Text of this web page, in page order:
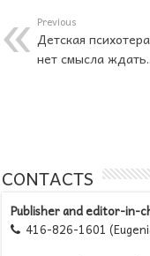
Previous
Детская
нет смысла ждать..
CONTACTS
Publisher and editor-in-
 416-826-1601